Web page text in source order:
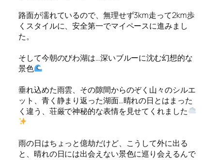
路面が濡れているので、無理せず3km走って2km歩
くスタイルに、安全第一でマイペースに進みまし
た。
そして今朝のびわ湖は…深いブルーに沈む幻想的な
景色
垂れ込めた雨雲、その隙間からのぞく山々のシルエ
ット、青く静まり返った湖面…晴れの日とはまった
く違う、荘厳で神秘的な表情を見せてくれました
雨の日はちょっと億劫だけど、こうして外に出る
と、晴れの日には出会えない景色に巡り会えるんで